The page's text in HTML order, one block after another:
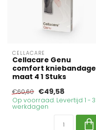
CELLACARE
Cellacare Genu
comfort kniebandage
maat 4 1 Stuks
€60,60 €49,58
Op voorraad. Levertijd 1 - 3
werkdagen